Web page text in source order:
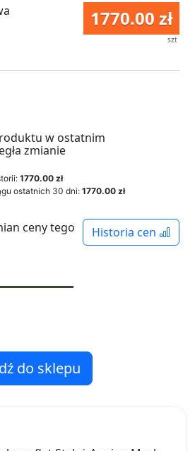
1770.00 zł
szt
w ostatnim
zmianie
1770.00 zł
ostatnich 30 dni: 1770.00 zł
Historia cen
ceny tego
do sklepu